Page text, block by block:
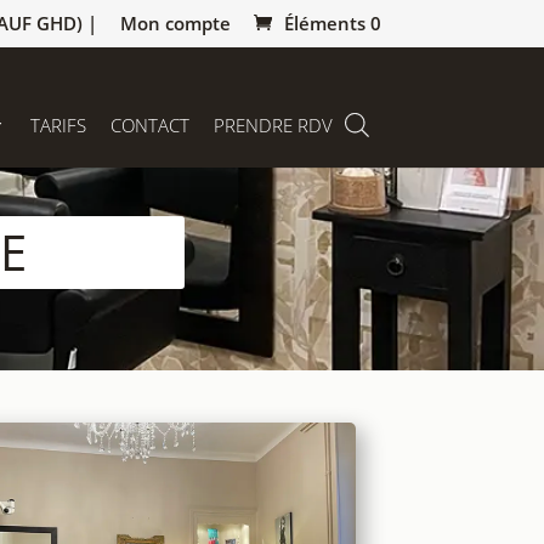
GHD) | Mon compte Éléments 0
TARIFS CONTACT PRENDRE RDV